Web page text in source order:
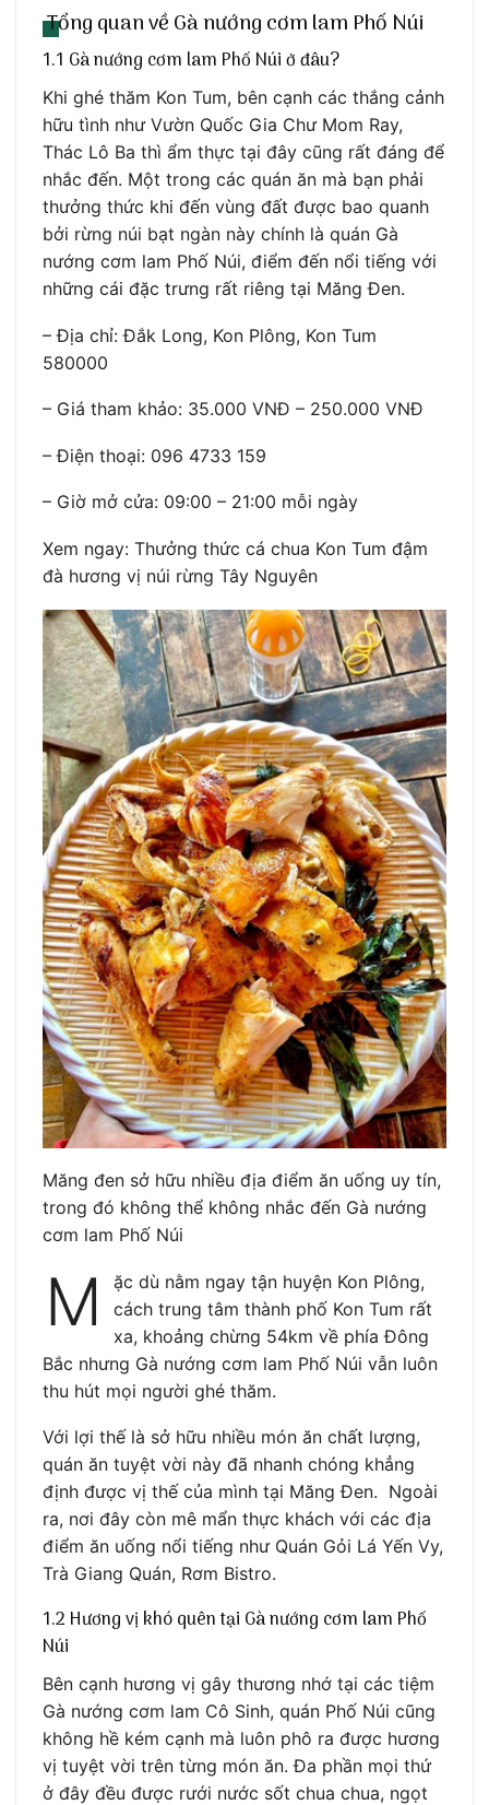
Tổng quan về Gà nướng cơm lam Phố Núi
1.1 Gà nướng cơm lam Phố Núi ở đâu?
Khi ghé thăm Kon Tum, bên cạnh các thắng cảnh
hữu tình như Vườn Quốc Gia Chư Mom Ray,
Thác Lô Ba thì ẩm thực tại đây cũng rất đáng để
nhắc đến. Một trong các quán ăn mà bạn phải
thưởng thức khi đến vùng đất được bao quanh
bởi rừng núi bạt ngàn này chính là quán Gà
nướng cơm lam Phố Núi, điểm đến nổi tiếng với
những cái đặc trưng rất riêng tại Măng Đen.
– Địa chỉ: Đắk Long, Kon Plông, Kon Tum
580000
– Giá tham khảo: 35.000 VNĐ – 250.000 VNĐ
– Điện thoại: 096 4733 159
– Giờ mở cửa: 09:00 – 21:00 mỗi ngày
Xem ngay: Thưởng thức cá chua Kon Tum đậm
đà hương vị núi rừng Tây Nguyên
Măng đen sở hữu nhiều địa điểm ăn uống uy tín,
trong đó không thể không nhắc đến Gà nướng
cơm lam Phố Núi
M
ặc dù nằm ngay tận huyện Kon Plông,
cách trung tâm thành phố Kon Tum rất
xa, khoảng chừng 54km về phía Đông
Bắc nhưng Gà nướng cơm lam Phố Núi vẫn luôn
thu hút mọi người ghé thăm.
Với lợi thế là sở hữu nhiều món ăn chất lượng,
quán ăn tuyệt vời này đã nhanh chóng khẳng
định được vị thế của mình tại Măng Đen. Ngoài
ra, nơi đây còn mê mẩn thực khách với các địa
điểm ăn uống nổi tiếng như Quán Gỏi Lá Yến Vy,
Trà Giang Quán, Rơm Bistro.
1.2 Hương vị khó quên tại Gà nướng cơm lam Phố
Núi
Bên cạnh hương vị gây thương nhớ tại các tiệm
Gà nướng cơm lam Cô Sinh, quán Phố Núi cũng
không hề kém cạnh mà luôn phô ra được hương
vị tuyệt vời trên từng món ăn. Đa phần mọi thứ
ở đây đều được rưới nước sốt chua chua, ngọt